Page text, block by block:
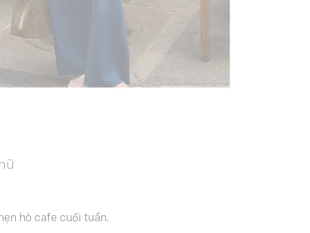
hò cafe cuối tuần.